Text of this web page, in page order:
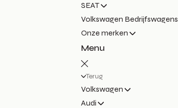
SEAT
Volkswagen Bedrijfswagens
Onze merken
Menu
Terug
Volkswagen
Audi